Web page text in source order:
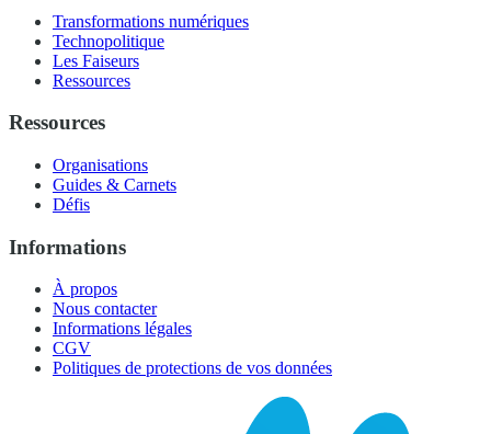
Transformations numériques
Technopolitique
Les Faiseurs
Ressources
Ressources
Organisations
Guides & Carnets
Défis
Informations
À propos
Nous contacter
Informations légales
CGV
Politiques de protections de vos données